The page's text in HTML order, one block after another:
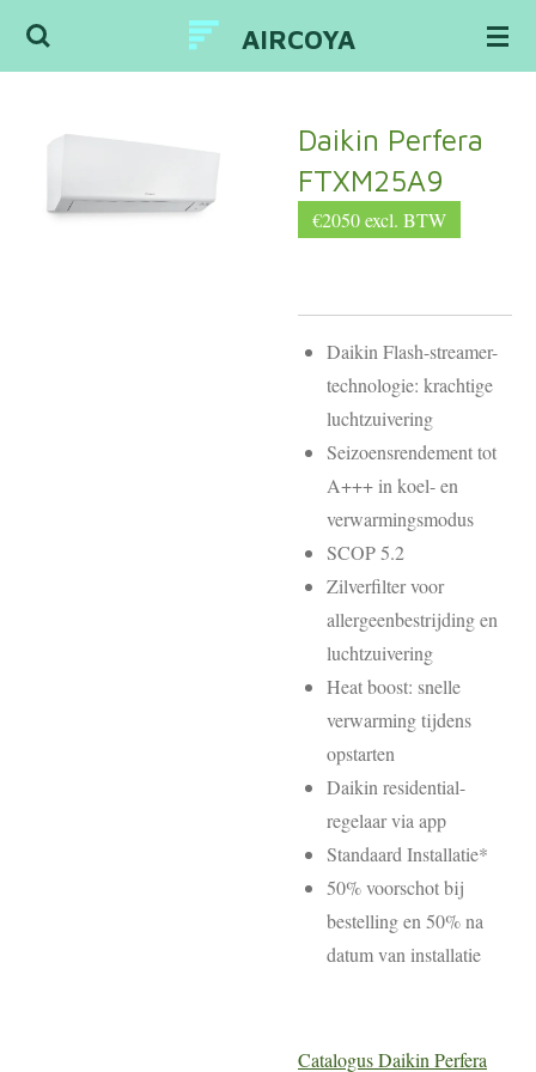
Ga
AIRCOYA
Daikin Perfera
FTXM25A9
€2050 excl. BTW
Daikin Flash-streamer-
technologie: krachtige
luchtzuivering
Seizoensrendement tot
A+++ in koel- en
verwarmingsmodus
SCOP 5.2
Zilverfilter voor
allergeenbestrijding en
luchtzuivering
Heat boost: snelle
verwarming tijdens
opstarten
Daikin residential-
regelaar via app
Standaard Installatie*
50% voorschot bij
bestelling en 50% na
datum van installatie
Catalogus Daikin Perfera